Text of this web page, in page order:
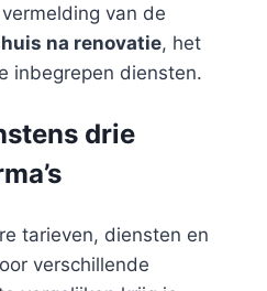
van de
na renovatie, het
inbegrepen diensten.
drie
tarieven, diensten en
verschillende